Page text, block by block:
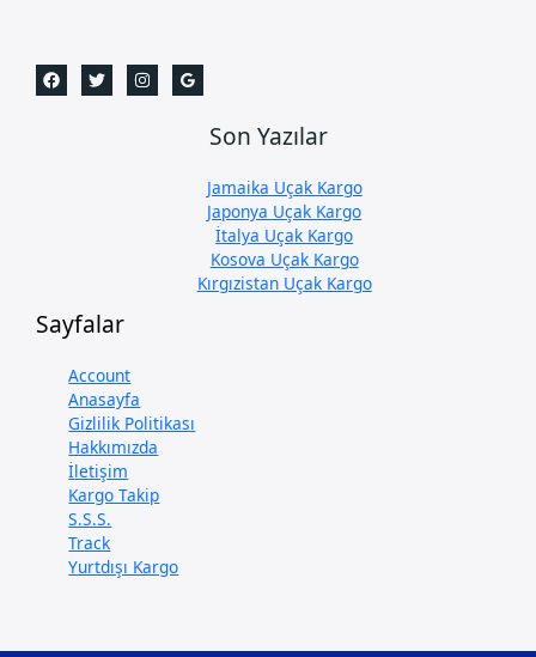
Son Yazılar
Jamaika Uçak Kargo
Japonya Uçak Kargo
İtalya Uçak Kargo
Kosova Uçak Kargo
Kırgızistan Uçak Kargo
Sayfalar
Account
Anasayfa
Gizlilik Politikası
Hakkımızda
İletişim
Kargo Takip
S.S.S.
Track
Yurtdışı Kargo